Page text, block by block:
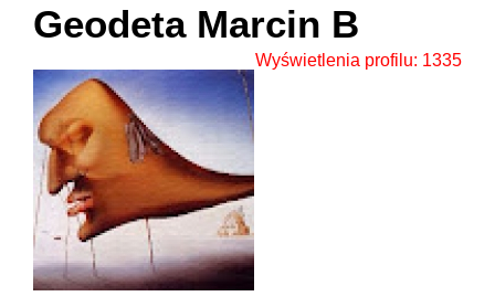
Geodeta Marcin B
Wyświetlenia profilu: 1335